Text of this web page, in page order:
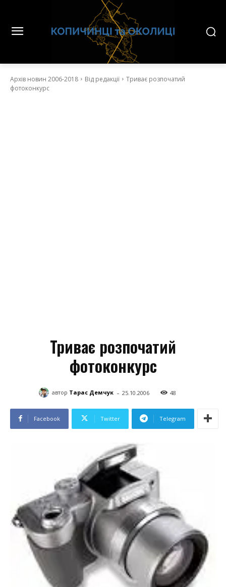
Архів новин 2006-2018 Від редакції
Триває розпочатий
фотоконкурс
Триває розпочатий
фотоконкурс
автор Тарас Демчук - 25.10.2006 48
Facebook Twitter Telegram